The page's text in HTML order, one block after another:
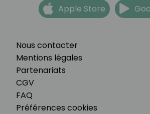
Nous contacter
Mentions légales
Partenariats
CGV
FAQ
Préférences cookies
Apple Store